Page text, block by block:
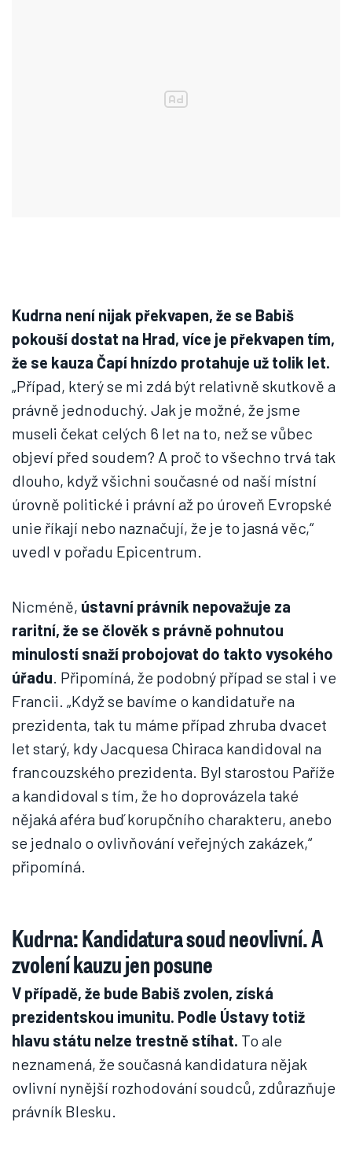
Kudrna není nijak překvapen, že se Babiš
pokouší dostat na Hrad, více je překvapen tím,
že se kauza Čapí hnízdo protahuje už tolik let.
„Případ, který se mi zdá být relativně skutkově a
právně jednoduchý. Jak je možné, že jsme
museli čekat celých 6 let na to, než se vůbec
objeví před soudem? A proč to všechno trvá tak
dlouho, když všichni současné od naší místní
úrovně politické i právní až po úroveň Evropské
unie říkají nebo naznačují, že je to jasná věc,“
uvedl v pořadu Epicentrum.
Nicméně, ústavní právník nepovažuje za
raritní, že se člověk s právně pohnutou
minulostí snaží probojovat do takto vysokého
úřadu. Připomíná, že podobný případ se stal i ve
Francii. „Když se bavíme o kandidatuře na
prezidenta, tak tu máme případ zhruba dvacet
let starý, kdy Jacquesa Chiraca kandidoval na
francouzského prezidenta. Byl starostou Paříže
a kandidoval s tím, že ho doprovázela také
nějaká aféra buď korupčního charakteru, anebo
se jednalo o ovlivňování veřejných zakázek,“
připomíná.
Kudrna: Kandidatura soud neovlivní. A
zvolení kauzu jen posune
V případě, že bude Babiš zvolen, získá
prezidentskou imunitu. Podle Ústavy totiž
hlavu státu nelze trestně stíhat. To ale
neznamená, že současná kandidatura nějak
ovlivní nynější rozhodování soudců, zdůrazňuje
právník Blesku.